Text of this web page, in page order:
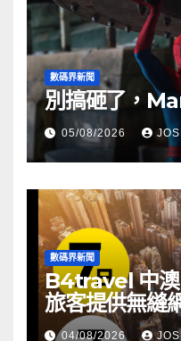
數碼界新聞
別搞砸了，
05/08/2026
數碼界新聞
B4travel 中澳
旅客提供無縫
04/08/2026